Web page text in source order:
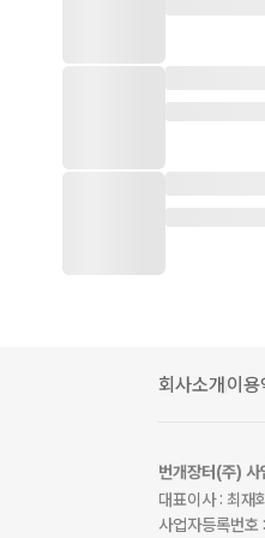
회사소개 이용
번개장터(주) 사
대표이사 : 최
사업자등록번